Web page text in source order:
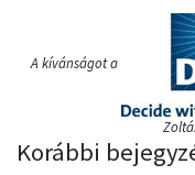
A kívánságot a
Korábbi